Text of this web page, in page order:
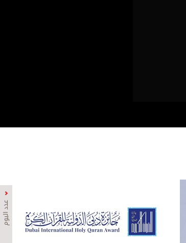
عدد اليوم